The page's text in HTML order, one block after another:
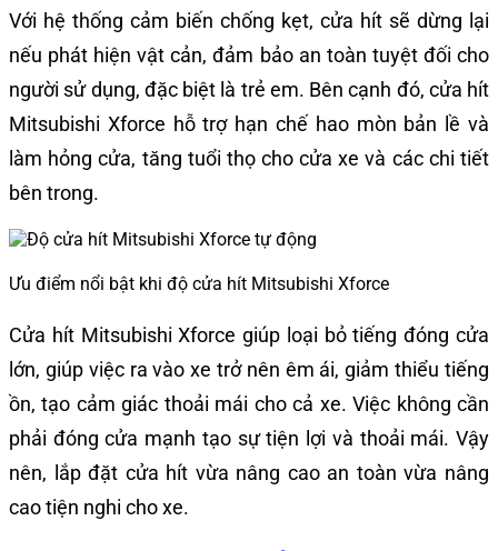
Với hệ thống cảm biến chống kẹt, cửa hít sẽ dừng lại
nếu phát hiện vật cản, đảm bảo an toàn tuyệt đối cho
người sử dụng, đặc biệt là trẻ em. Bên cạnh đó, cửa hít
Mitsubishi Xforce hỗ trợ hạn chế hao mòn bản lề và
làm hỏng cửa, tăng tuổi thọ cho cửa xe và các chi tiết
bên trong.
Ưu điểm nổi bật khi độ cửa hít Mitsubishi Xforce
Cửa hít Mitsubishi Xforce giúp loại bỏ tiếng đóng cửa
lớn, giúp việc ra vào xe trở nên êm ái, giảm thiểu tiếng
ồn, tạo cảm giác thoải mái cho cả xe. Việc không cần
phải đóng cửa mạnh tạo sự tiện lợi và thoải mái. Vậy
nên, lắp đặt cửa hít vừa nâng cao an toàn vừa nâng
cao tiện nghi cho xe.